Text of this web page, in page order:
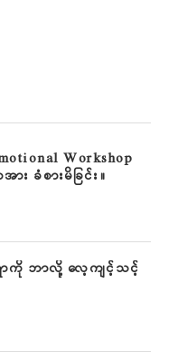
Workshop
ခံစားမိခြင်း။
ာကို ဘာလို့ လေ့ကျင့်သင့်